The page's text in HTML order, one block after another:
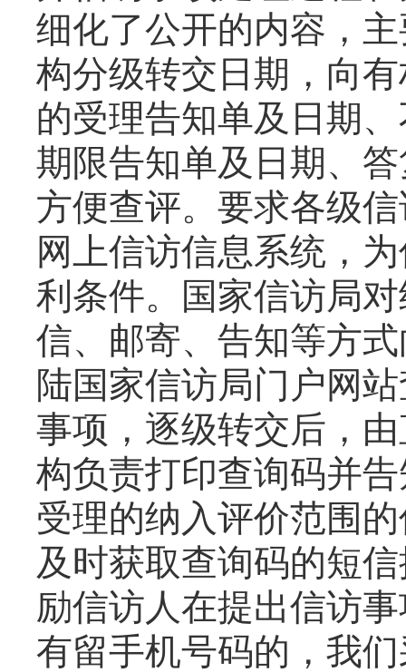
细化了公开的内容，
构分级转交日期，向
的受理告知单及日期
期限告知单及日期、
方便查评。要求各级
网上信访信息系统，
利条件。国家信访局
信、邮寄、告知等方
陆国家信访局门户网
事项，逐级转交后，
构负责打印查询码并
受理的纳入评价范围
及时获取查询码的短
励信访人在提出信访
有留手机号码的，我